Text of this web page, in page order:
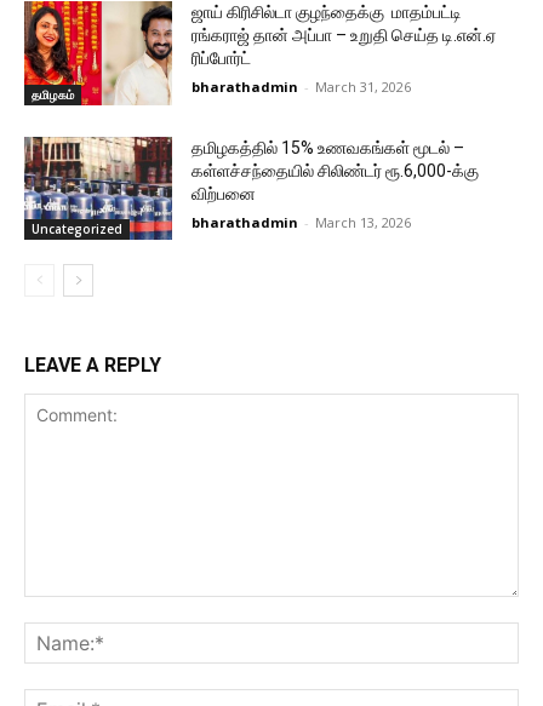
தமிழகம்
ஜாய் கிரிசில்டா குழந்தைக்கு மாதம்பட்டி
ரங்கராஜ் தான் அப்பா – உறுதி செய்த டி.என்.ஏ
ரிப்போர்ட்
bharathadmin - March 31, 2026
Uncategorized
தமிழகத்தில் 15% உணவகங்கள் மூடல் –
கள்ளச்சந்தையில் சிலிண்டர் ரூ.6,000-க்கு
விற்பனை
bharathadmin - March 13, 2026
LEAVE A REPLY